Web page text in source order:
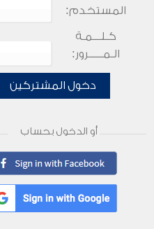
المستخدم:
كـلـــمـة
الـمـــــرور:
دخول المشتركين
أو الدخول بحساب